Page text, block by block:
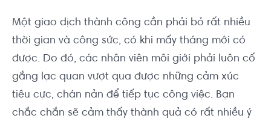
Một giao dịch thành công cần phải bỏ rất nhiều
thời gian và công sức, có khi mấy tháng mới có
được. Do đó, các nhân viên môi giới phải luôn cố
gắng lạc quan vượt qua được những cảm xúc
tiêu cực, chán nản để tiếp tục công việc. Bạn
chắc chắn sẽ cảm thấy thành quả có rất nhiều ý